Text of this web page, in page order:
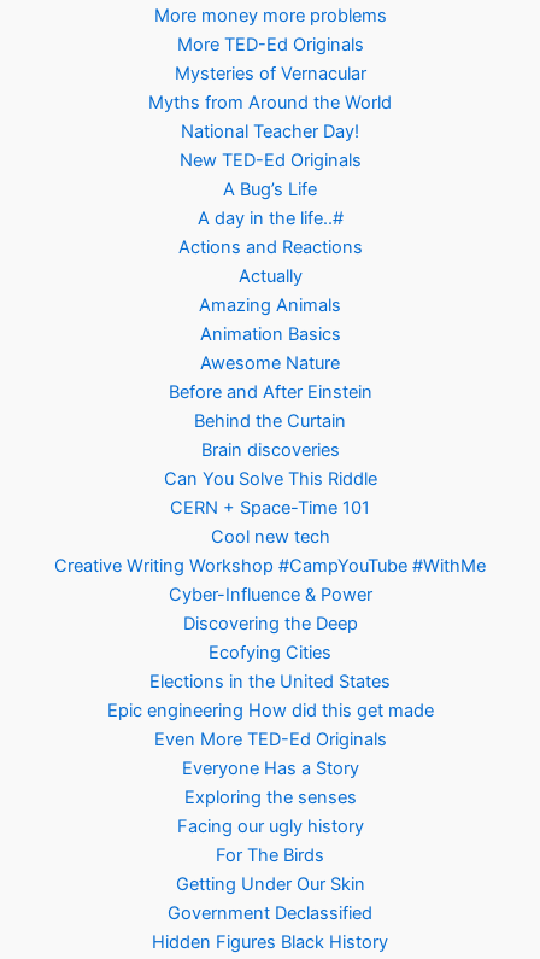
More money more problems
More TED-Ed Originals
Mysteries of Vernacular
Myths from Around the World
National Teacher Day!
New TED-Ed Originals
A Bug’s Life
A day in the life..#
Actions and Reactions
Actually
Amazing Animals
Animation Basics
Awesome Nature
Before and After Einstein
Behind the Curtain
Brain discoveries
Can You Solve This Riddle
CERN + Space-Time 101
Cool new tech
Creative Writing Workshop #CampYouTube #WithMe
Cyber-Influence & Power
Discovering the Deep
Ecofying Cities
Elections in the United States
Epic engineering How did this get made
Even More TED-Ed Originals
Everyone Has a Story
Exploring the senses
Facing our ugly history
For The Birds
Getting Under Our Skin
Government Declassified
Hidden Figures Black History